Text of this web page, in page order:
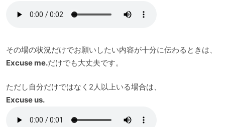
その場の状況だけでお願いしたい内容が十分に伝わるときは、
Excuse me.だけでも大丈夫です。
ただし自分だけではなく2人以上いる場合は、
Excuse us.